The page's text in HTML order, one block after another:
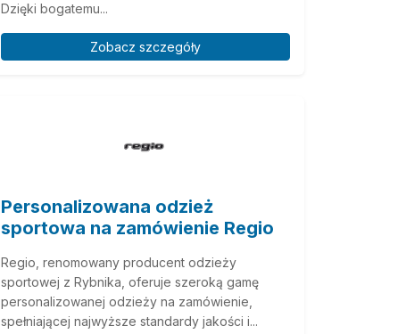
Dzięki bogatemu...
Zobacz szczegóły
Personalizowana odzież
sportowa na zamówienie Regio
Regio, renomowany producent odzieży
sportowej z Rybnika, oferuje szeroką gamę
personalizowanej odzieży na zamówienie,
spełniającej najwyższe standardy jakości i...